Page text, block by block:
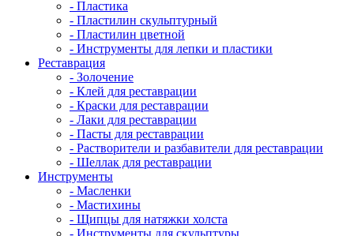
- Пластика
- Пластилин скульптурный
- Пластилин цветной
- Инструменты для лепки и пластики
Реставрация
- Золочение
- Клей для реставрации
- Краски для реставрации
- Лаки для реставрации
- Пасты для реставрации
- Растворители и разбавители для реставрации
- Шеллак для реставрации
Инструменты
- Масленки
- Мастихины
- Щипцы для натяжки холста
- Инструменты для скульптуры